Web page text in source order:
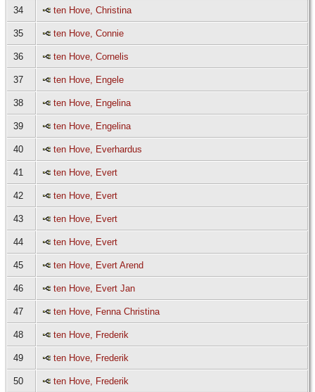
34 ten Hove, Christina
35 ten Hove, Connie
36 ten Hove, Cornelis
37 ten Hove, Engele
38 ten Hove, Engelina
39 ten Hove, Engelina
40 ten Hove, Everhardus
41 ten Hove, Evert
42 ten Hove, Evert
43 ten Hove, Evert
44 ten Hove, Evert
45 ten Hove, Evert Arend
46 ten Hove, Evert Jan
47 ten Hove, Fenna Christina
48 ten Hove, Frederik
49 ten Hove, Frederik
50 ten Hove, Frederik